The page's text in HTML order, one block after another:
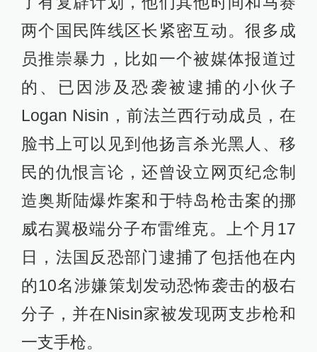
两个国民阵线区长紧密互动。很多成
员推崇暴力，比如一个被媒体报道过
的、已因涉及恐袭被逮捕的小伙子
Logan Nisin，前法兰西行动成员，在
脸书上可以见到他扬言杀光黑人、移
民的仇恨言论，还曾设立网页纪念制
造奥斯陆爆炸案和于特岛枪击案的挪
威右翼极端分子布雷维克。上个月17
日，法国反恐部门逮捕了包括他在内
的10名涉嫌策划发动恐怖袭击的极右
分子，并在Nisin家被发现两支步枪和
一支手枪。